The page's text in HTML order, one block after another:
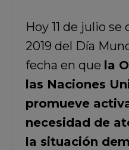
Hoy 11 de julio
2019 del Día
fecha en que la
las Naciones
promueve
necesidad de
la situación